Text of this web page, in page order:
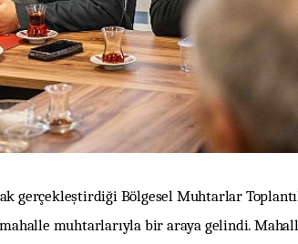
gerçekleştirdiği Bölgesel Muhtarlar
muhtarlarıyla bir araya gelindi.